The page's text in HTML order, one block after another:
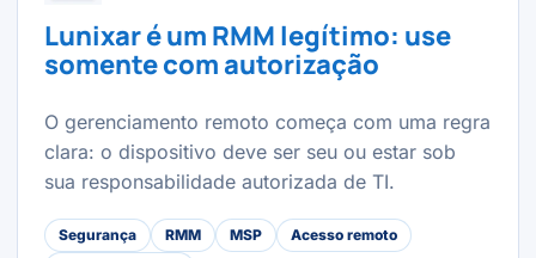
Lunixar é um RMM legítimo: use
somente com autorização
O gerenciamento remoto começa com uma regra
clara: o dispositivo deve ser seu ou estar sob
sua responsabilidade autorizada de TI.
Segurança RMM MSP
Acesso remoto